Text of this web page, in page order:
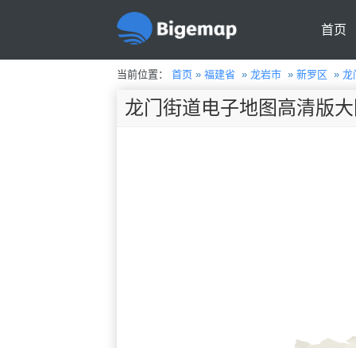
首页
当前位置： 首页» 福建省 » 龙岩市» 新罗区 » 龙
龙门街道电子地图高清版